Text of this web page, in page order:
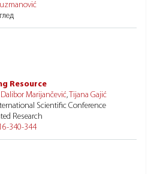
Resource
Dalibor Marijančević, Tijana Gajić
Scientific Conference
Research
340-344